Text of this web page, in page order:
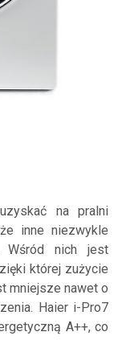
na pralni
inne niezwykle
Wśród nich jest
której zużycie
mniejsze nawet o
Haier i-Pro7
A++, co